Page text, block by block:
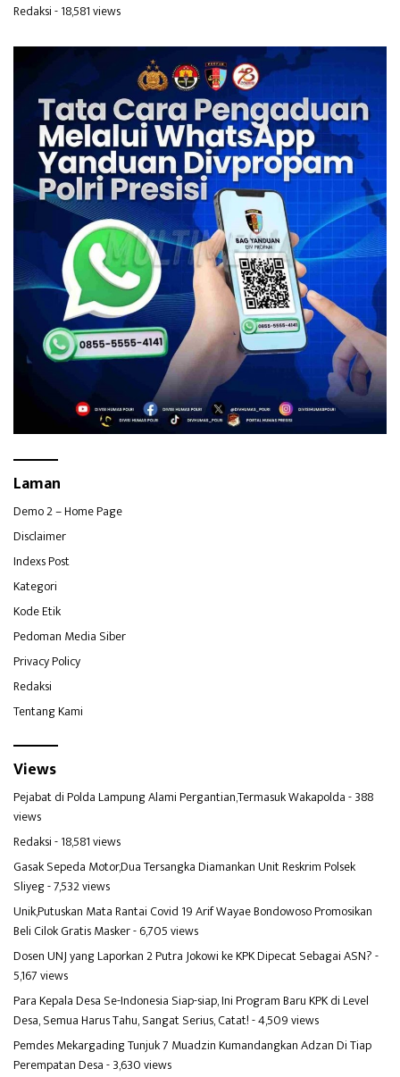
Redaksi- 18,581 views
Laman
Demo 2 – Home Page
Disclaimer
Indexs Post
Kategori
Kode Etik
Pedoman Media Siber
Privacy Policy
Redaksi
Tentang Kami
Views
Pejabat di Polda Lampung Alami Pergantian,Termasuk Wakapolda- 388
views
Redaksi- 18,581 views
Gasak Sepeda Motor,Dua Tersangka Diamankan Unit Reskrim Polsek
Sliyeg- 7,532 views
Unik,Putuskan Mata Rantai Covid 19 Arif Wayae Bondowoso Promosikan
Beli Cilok Gratis Masker- 6,705 views
Dosen UNJ yang Laporkan 2 Putra Jokowi ke KPK Dipecat Sebagai ASN?-
5,167 views
Para Kepala Desa Se-Indonesia Siap-siap, Ini Program Baru KPK di Level
Desa, Semua Harus Tahu, Sangat Serius, Catat!- 4,509 views
Pemdes Mekargading Tunjuk 7 Muadzin Kumandangkan Adzan Di Tiap
Perempatan Desa- 3,630 views